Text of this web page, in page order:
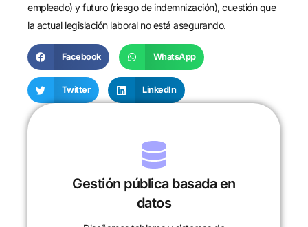
empleado) y futuro (riesgo de indemnización), cuestión que
la actual legislación laboral no está asegurando.
Facebook WhatsApp
Twitter LinkedIn
Gestión pública basada en
datos